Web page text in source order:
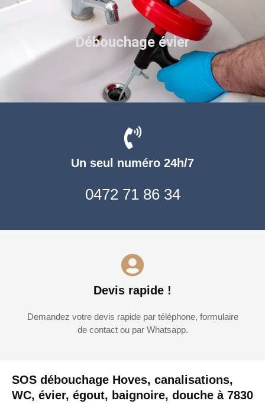
SOS débouchage Hoves, canalisations,
WC, évier, égout, baignoire, douche à 7830
Un seul numéro 24h/7
0472 71 86 34
Devis rapide !
Demandez votre devis rapide par téléphone, formulaire
de contact ou par Whatsapp.
Débouchage évier